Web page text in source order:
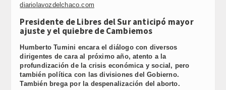
diariolavozdelchaco.com
Presidente de Libres del Sur anticipó mayor
ajuste y el quiebre de Cambiemos
Humberto Tumini encara el diálogo con diversos
dirigentes de cara al próximo año, atento a la
profundización de la crisis económica y social, pero
también política con las divisiones del Gobierno.
También brega por la despenalización del aborto.